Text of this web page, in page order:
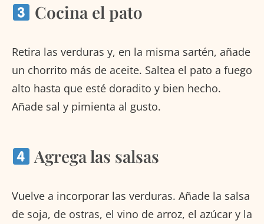
Cocina el pato
Retira las verduras y, en la misma sartén, añade
un chorrito más de aceite. Saltea el pato a fuego
alto hasta que esté doradito y bien hecho.
Añade sal y pimienta al gusto.
Agrega las salsas
Vuelve a incorporar las verduras. Añade la salsa
de soja, de ostras, el vino de arroz, el azúcar y la